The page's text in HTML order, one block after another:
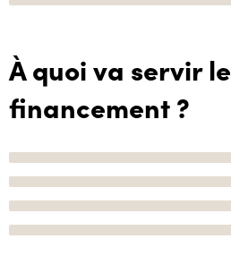
À quoi va servir le
financement ?